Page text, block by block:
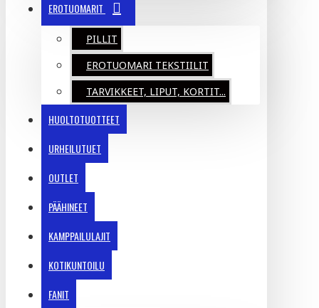
EROTUOMARIT
PILLIT
EROTUOMARI TEKSTIILIT
TARVIKKEET, LIPUT, KORTIT...
HUOLTOTUOTTEET
URHEILUTUET
OUTLET
PÄÄHINEET
KAMPPAILULAJIT
KOTIKUNTOILU
FANIT